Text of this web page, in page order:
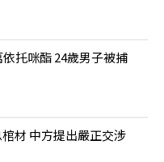
托咪酯 24歲男子被捕
材 中方提出嚴正交涉